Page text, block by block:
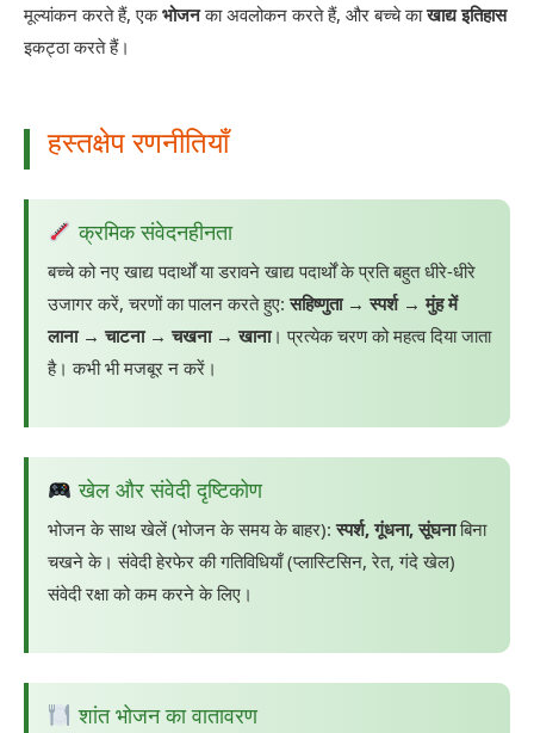
मूल्यांकन करते हैं, एकभोजनका अवलोकन करते हैं, और बच्चे काखाद्य इतिहास
इकट्ठा करते हैं।
हस्तक्षेप रणनीतियाँ
क्रमिक संवेदनहीनता
बच्चे को नए खाद्य पदार्थों या डरावने खाद्य पदार्थों के प्रति बहुत धीरे-धीरे
उजागर करें, चरणों का पालन करते हुए:सहिष्णुता → स्पर्श → मुंह में
लाना → चाटना → चखना → खाना। प्रत्येक चरण को महत्व दिया जाता
है। कभी भी मजबूर न करें।
खेल और संवेदी दृष्टिकोण
भोजन के साथ खेलें (भोजन के समय के बाहर):स्पर्श, गूंधना, सूंघनाबिना
चखने के। संवेदी हेरफेर की गतिविधियाँ (प्लास्टिसिन, रेत, गंदे खेल)
संवेदी रक्षा को कम करने के लिए।
शांत भोजन का वातावरण